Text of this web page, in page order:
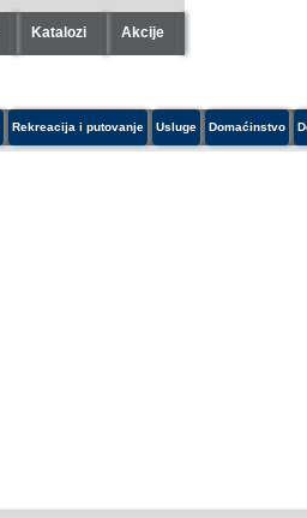
Katalozi Akcije
Rekreacija i putovanje Usluge Domaćinstvo